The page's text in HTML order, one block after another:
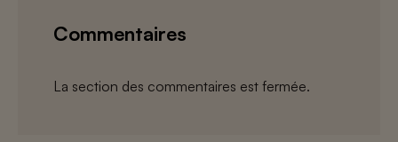
Commentaires
La section des commentaires est fermée.